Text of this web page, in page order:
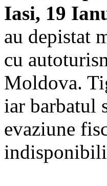
Iasi, 19
au depistat
cu
Moldova.
iar barbatul
evaziune